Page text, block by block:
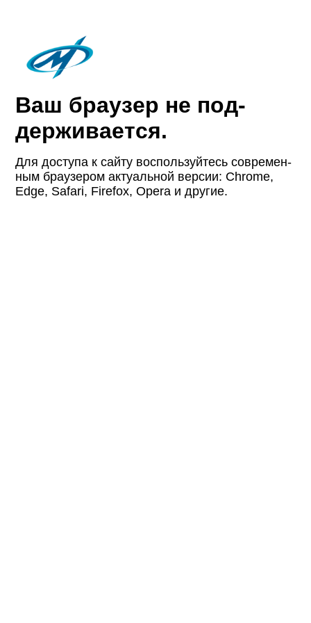
Ваш браузер не под­
держи­вается.
Для доступа к сайту восполь­зуйтесь совре­мен­
ным браузером актуаль­ной версии: Chrome,
Edge, Safari, Firefox, Opera и другие.